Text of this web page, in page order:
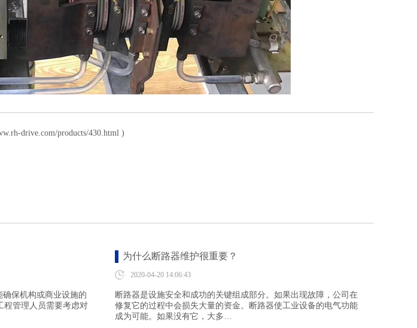
drive.com/products/430.html )
保机构或商业设施的
程管理人员需要考虑对
为什么断路器维护很重要？
2020-04-20 14:06:43
断路器是设施安全和成功的关键组成部分。如果出现故障，公司在
修复它的过程中会损失大量的资金。断路器使工业设备的电气功能
成为可能。如果没有它，大多…